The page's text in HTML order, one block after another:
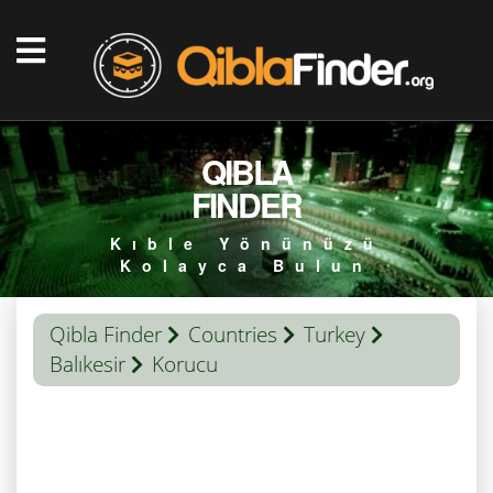
QIBLA
FINDER
Kıble Yönünüzü
Kolayca Bulun
Qibla Finder Countries
Turkey
Balıkesir
Korucu